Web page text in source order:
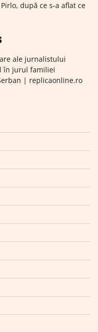
după ce s-a aflat ce
ale jurnalistului
în jurul familiei
| replicaonline.ro